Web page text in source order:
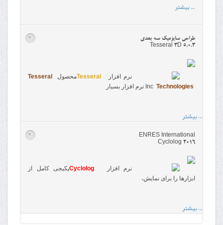
…بیشتر
طراحی سایزمیک سه بعدی
Tesseral 3D 5.0.3
>
نرم افزار Tesseralمحصول Tesseral
Technologies
Inc نرم افزار بسیار
…بیشتر
ENRES International
Cyclolog 2016
>
نرم افزار Cyclologپکیجی کامل از
ابزارها را برای نمایش،
…بیشتر